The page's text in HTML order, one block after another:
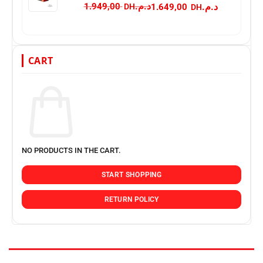
د.م. 1.949,00 د.م.
CART
NO PRODUCTS IN THE CART.
START SHOPPING
RETURN POLICY